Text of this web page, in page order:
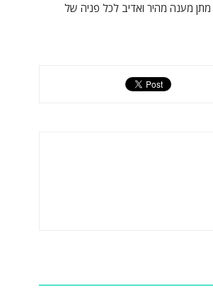
מענה מהיר ואדיב לכל פניה של